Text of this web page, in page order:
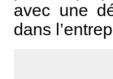
avec une
dans